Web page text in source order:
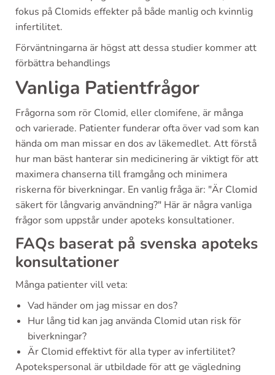
fokus på Clomids effekter på både manlig och kvinnlig
infertilitet.
Förväntningarna är högst att dessa studier kommer att
förbättra behandlings
Vanliga Patientfrågor
Frågorna som rör Clomid, eller clomifene, är många
och varierade. Patienter funderar ofta över vad som kan
hända om man missar en dos av läkemedlet. Att förstå
hur man bäst hanterar sin medicinering är viktigt för att
maximera chanserna till framgång och minimera
riskerna för biverkningar. En vanlig fråga är: "Är Clomid
säkert för långvarig användning?" Här är några vanliga
frågor som uppstår under apoteks konsultationer.
FAQs baserat på svenska apoteks
konsultationer
Många patienter vill veta:
Vad händer om jag missar en dos?
Hur lång tid kan jag använda Clomid utan risk för
biverkningar?
Är Clomid effektivt för alla typer av infertilitet?
Apotekspersonal är utbildade för att ge vägledning